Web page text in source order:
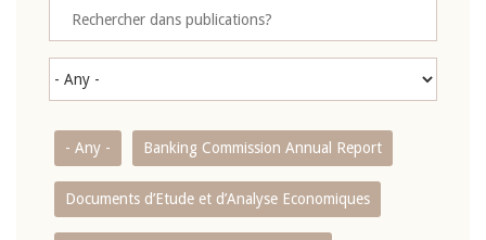
- Any - Banking Commission Annual Report
Documents d’Etude et d’Analyse Economiques